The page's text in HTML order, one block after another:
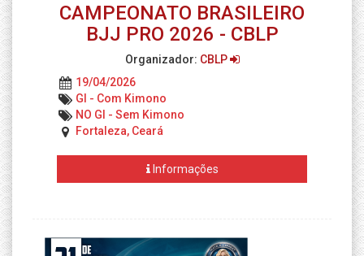
CAMPEONATO BRASILEIRO
BJJ PRO 2026 - CBLP
Organizador: CBLP
19/04/2026
GI - Com Kimono
NO GI - Sem Kimono
Fortaleza, Ceará
Informações